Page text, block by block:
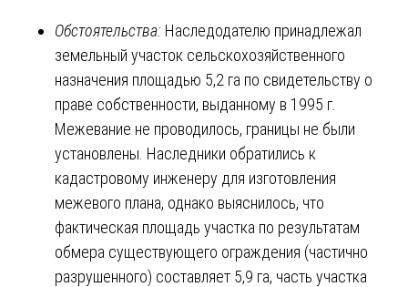
Обстоятельства: Наследодателю принадлежал
земельный участок сельскохозяйственного
назначения площадью 5,2 га по свидетельству о
праве собственности, выданному в 1995 г.
Межевание не проводилось, границы не были
установлены. Наследники обратились к
кадастровому инженеру для изготовления
межевого плана, однако выяснилось, что
фактическая площадь участка по результатам
обмера существующего ограждения (частично
разрушенного) составляет 5,9 га, часть участка